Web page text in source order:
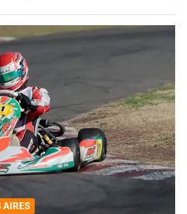
AIRES